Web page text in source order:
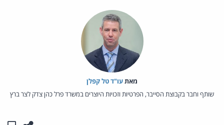
מאת‏עו"ד טל קפלן
שותף וחבר בקבוצת הסייבר, הפרטיות וזכויות היוצרים במשרד פרל כהן צדק לצר ברץ